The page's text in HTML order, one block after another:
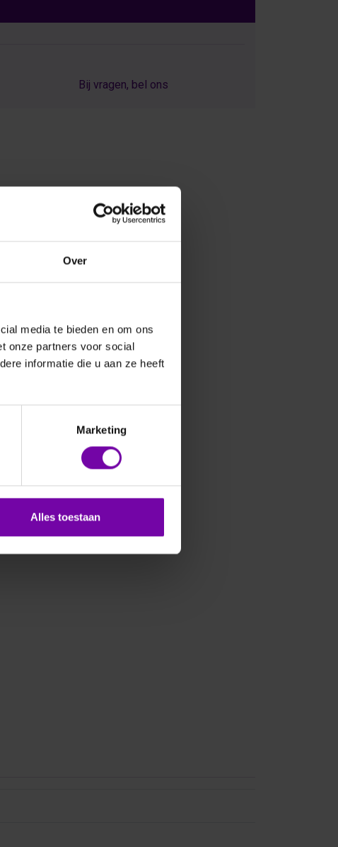
Over
media te bieden en om ons
onze partners voor social
informatie die u aan ze heeft
Marketing
Alles toestaan
Bij vragen, bel ons